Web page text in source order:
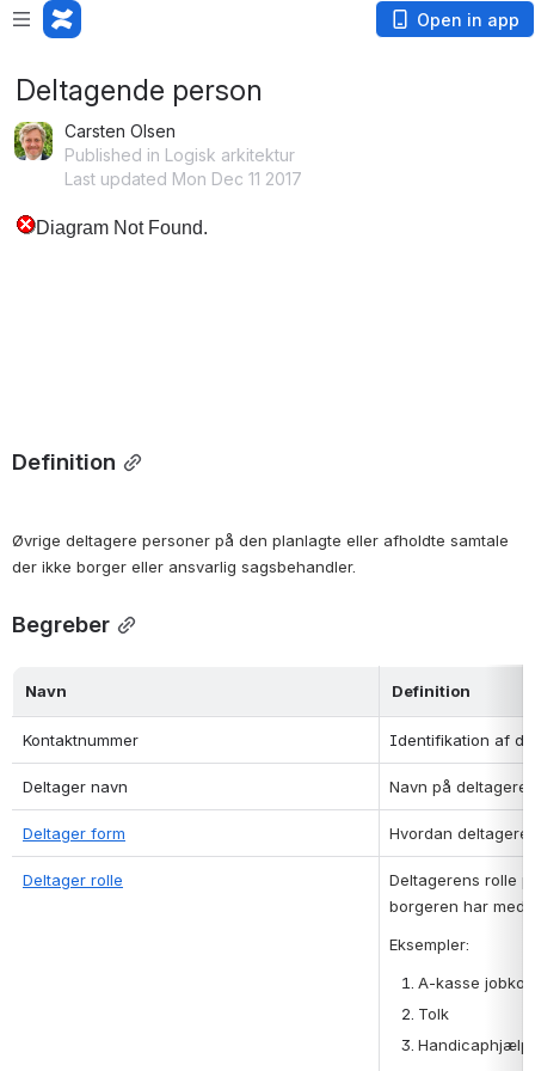
Open in app
Deltagende person
Carsten Olsen
Published in Logisk arkitektur
Last updated Mon Dec 11 2017
Definition
Øvrige deltagere personer på den planlagte eller afholdte samtale
der ikke borger eller ansvarlig sagsbehandler.
Begreber
Navn Definition
Kontaktnummer Identifikation af
Deltager navn Navn på
Deltager form Hvordan
Deltager rolle
Deltagerens rolle
borgeren har med.
Eksempler:
A-kasse
Tolk